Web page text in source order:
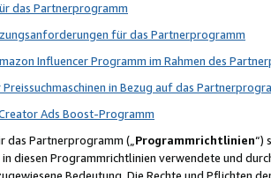
das Partnerprogramm
für das Partnerprogramm
Influencer Programm im Rahmen des
in Bezug auf das
Ads Boost-Programm
das Partnerprogramm („Programmrichtlinien“)
in diesen Programmrichtlinien verwendete und